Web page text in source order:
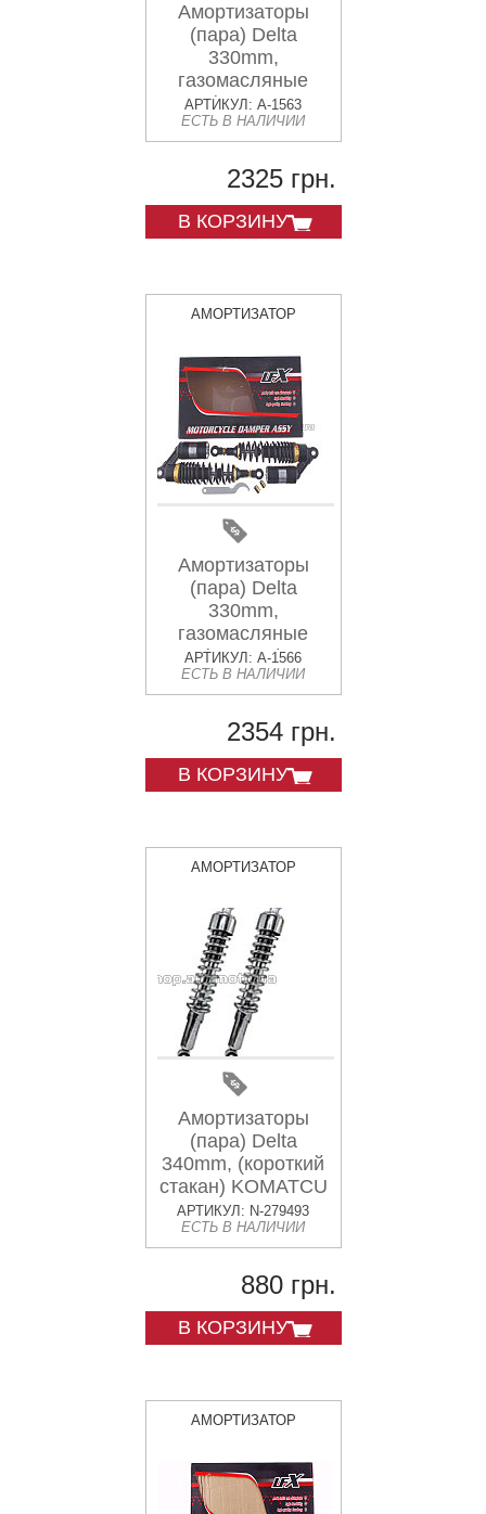
Амортизаторы
(пара) Delta
330mm,
газомасляные
(черно-
оранжевые)
KOMATCU (mod.A)
АРТИКУЛ: A-1563
ЕСТЬ В НАЛИЧИИ
2325 грн.
В КОРЗИНУ
АМОРТИЗАТОР
Амортизаторы
(пара) Delta
330mm,
газомасляные
(черные)
KOMATCU (mod.A)
АРТИКУЛ: A-1566
ЕСТЬ В НАЛИЧИИ
2354 грн.
В КОРЗИНУ
АМОРТИЗАТОР
Амортизаторы
(пара) Delta
340mm, (короткий
стакан) KOMATCU
АРТИКУЛ: N-279493
ЕСТЬ В НАЛИЧИИ
880 грн.
В КОРЗИНУ
АМОРТИЗАТОР